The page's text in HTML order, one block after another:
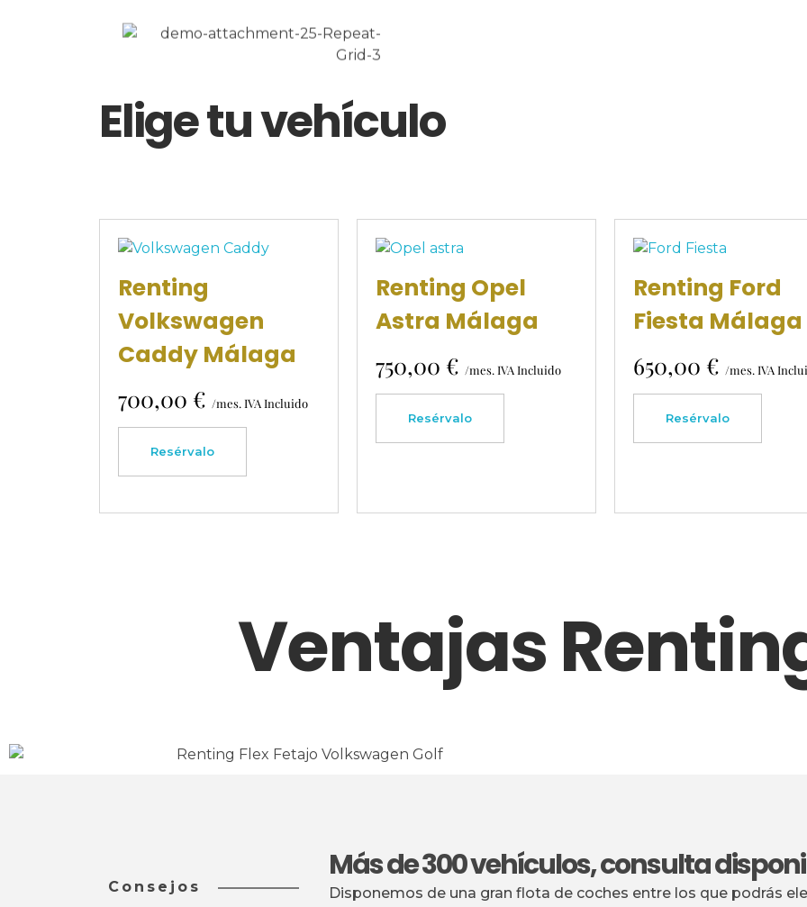
Elige tu vehículo
Renting
Volkswagen
Caddy Málaga
700,00 € /mes. IVA Incluido
Resérvalo
Renting Opel
Astra Málaga
750,00 € /mes. IVA Incluido
Resérvalo
Renting Ford
Fiesta Málaga
650,00 € /mes. IVA
Resérvalo
Ventajas
Consejos
Más de 300 vehículos, consulta
Disponemos de una gran flota de coches entre los que podrás